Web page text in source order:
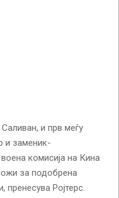
и прв меѓу
и заменик-
комисија на Кина
за подобрена
пренесува Ројтерс.